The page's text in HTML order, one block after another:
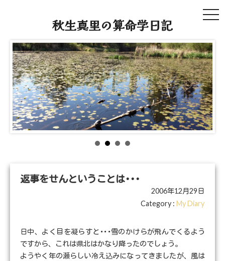
秋生真里の算命学日記
返事をせんということは･･･
2006年12月29日
Category :My Diary
日中、よく目を凝らすと･･･雪のかけらが飛んでくるよう
ですから、これは県北はかなり降ったのでしょう。
ようやく年の瀬らしい冷え込みになってきましたが、風は